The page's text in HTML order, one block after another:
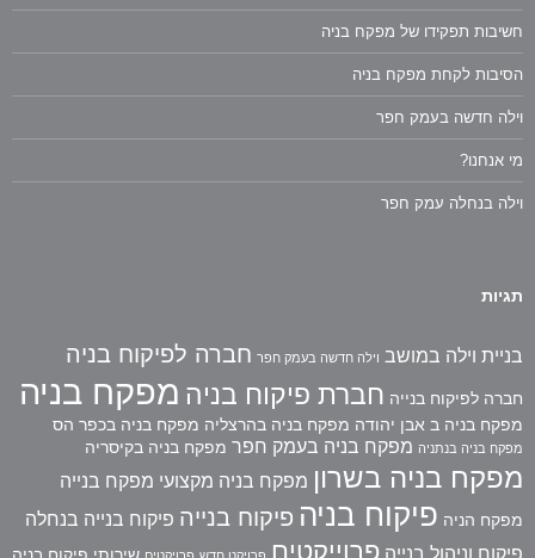
חשיבות תפקידו של מפקח בניה
הסיבות לקחת מפקח בניה
וילה חדשה בעמק חפר
מי אנחנו?
וילה בנחלה עמק חפר
תגיות
בניית וילה במושב וילה חדשה בעמק חפר חברה לפיקוח בניה
חברה לפיקוח בנייה חברת פיקוח בניה מפקח בניה
מפקח בניה ב אבן יהודה מפקח בניה בהרצליה מפקח בניה בכפר הס
מפקח בניה בנתניה מפקח בניה בעמק חפר מפקח בניה בקיסריה
מפקח בניה בשרון מפקח בניה מקצועי מפקח בנייה
מפקח הניה פיקוח בניה פיקוח בנייה פיקוח בנייה בנחלה
פרוייקטים